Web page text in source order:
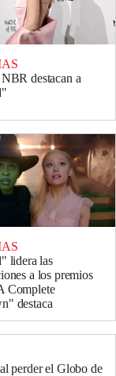
destacan a
lidera las
a los premios
Complete
destaca
perder el Globo de